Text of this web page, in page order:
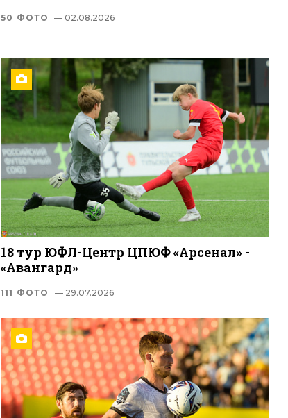
50 ФОТО — 02.08.2026
18 тур ЮФЛ-Центр ЦПЮФ «Арсенал» -
«Авангард»
111 ФОТО — 29.07.2026